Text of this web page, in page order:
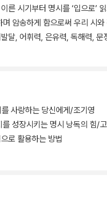
른 시기부터 명시를 ‘입으로’
며 암송하게 함으로써 우리 시
달, 어휘력, 은유력, 독해력, 문
적인 명시 낭독법>에 대해 다
시를 낭독·필사·암송할 수 있
할 수 있도록 공간을 마련해 두
사랑하는 당신에게/조기영
성장시키는 명시 낭독의 힘/
로 활용하는 방법